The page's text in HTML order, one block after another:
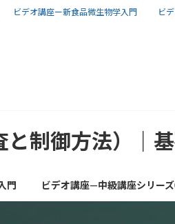
ビデオ講座ー新食品微生物学入門 ビ
と制御方法）｜
門 ビデオ講座—中級講座シリー